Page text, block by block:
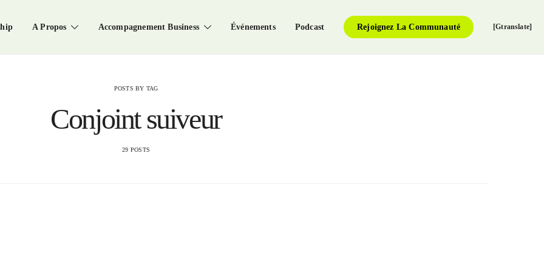
A Propos Accompagnement Business Événements Podcast Rejoignez La Communauté [gtranslate]
POSTS BY TAG
Conjoint suiveur
29 POSTS